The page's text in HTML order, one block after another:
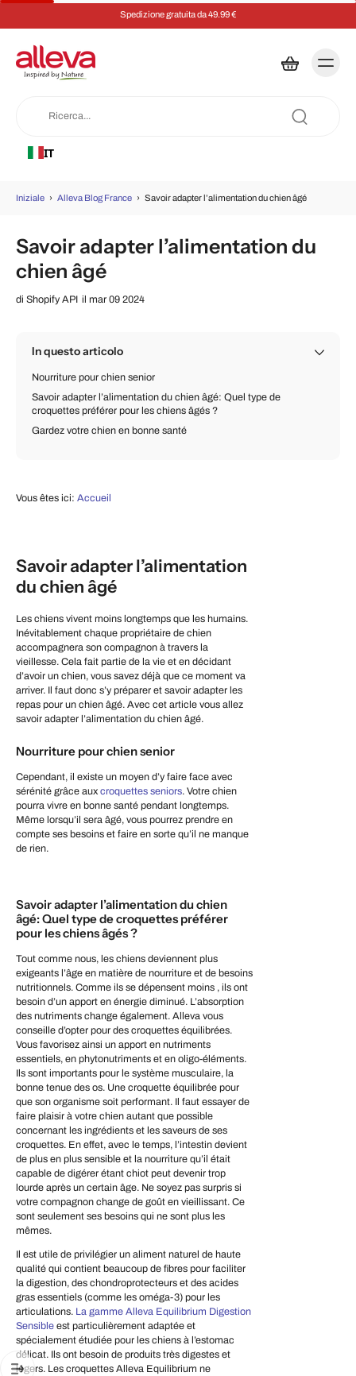
Spedizione gratuita da 49.99 €
IT
Iniziale › Alleva Blog France › Savoir adapter l’alimentation du chien âgé
Savoir adapter l’alimentation du
chien âgé
di Shopify API il mar 09 2024
In questo articolo
Nourriture pour chien senior
Savoir adapter l’alimentation du chien âgé: Quel type de
croquettes préférer pour les chiens âgés ?
Gardez votre chien en bonne santé
Vous êtes ici: Accueil
Savoir adapter l’alimentation
du chien âgé
Les chiens vivent moins longtemps que les humains.
Inévitablement chaque propriétaire de chien
accompagnera son compagnon à travers la
vieillesse. Cela fait partie de la vie et en décidant
d’avoir un chien, vous savez déjà que ce moment va
arriver. Il faut donc s’y préparer et savoir adapter les
repas pour un chien âgé. Avec cet article vous allez
savoir adapter l’alimentation du chien âgé.
Nourriture pour chien senior
Cependant, il existe un moyen d’y faire face avec
sérénité grâce aux croquettes seniors. Votre chien
pourra vivre en bonne santé pendant longtemps.
Même lorsqu’il sera âgé, vous pourrez prendre en
compte ses besoins et faire en sorte qu’il ne manque
de rien.
Savoir adapter l’alimentation du chien
âgé: Quel type de croquettes préférer
pour les chiens âgés ?
Tout comme nous, les chiens deviennent plus
exigeants l’âge en matière de nourriture et de besoins
nutritionnels. Comme ils se dépensent moins , ils ont
besoin d’un apport en énergie diminué. L’absorption
des nutriments change également. Alleva vous
conseille d’opter pour des croquettes équilibrées.
Vous favorisez ainsi un apport en nutriments
essentiels, en phytonutriments et en oligo-éléments.
Ils sont importants pour le système musculaire, la
bonne tenue des os. Une croquette équilibrée pour
que son organisme soit performant. Il faut essayer de
faire plaisir à votre chien autant que possible
concernant les ingrédients et les saveurs de ses
croquettes. En effet, avec le temps, l’intestin devient
de plus en plus sensible et la nourriture qu’il était
capable de digérer étant chiot peut devenir trop
lourde après un certain âge. Ne soyez pas surpris si
votre compagnon change de goût en vieillissant. Ce
sont seulement ses besoins qui ne sont plus les
mêmes.
Il est utile de privilégier un aliment naturel de haute
qualité qui contient beaucoup de fibres pour faciliter
la digestion, des chondroprotecteurs et des acides
gras essentiels (comme les oméga-3) pour les
articulations. La gamme Alleva Equilibrium Digestion
Sensible est particulièrement adaptée et
spécialement étudiée pour les chiens à l’estomac
délicat. Ils ont besoin de produits très digestes et
légers. Les croquettes Alleva Equilibrium ne